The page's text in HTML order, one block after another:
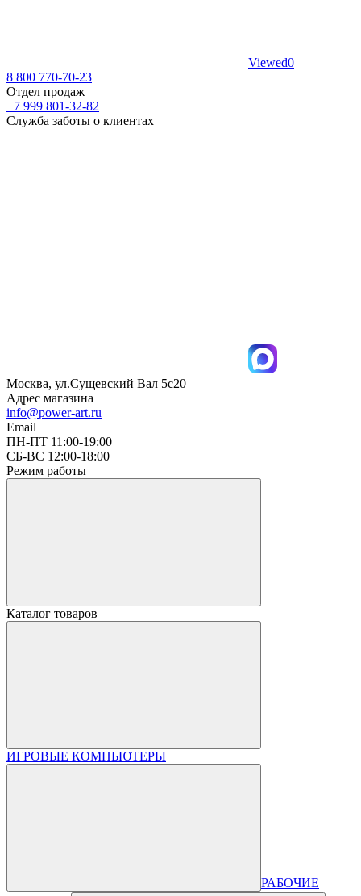
Viewed0
8 800 770-70-23
Отдел продаж
+7 999 801-32-82
Служба заботы о клиентах
Москва, ул.Сущевский Вал 5с20
Адрес магазина
info@power-art.ru
Email
ПН-ПТ 11:00-19:00
СБ-ВС 12:00-18:00
Режим работы
Каталог товаров
ИГРОВЫЕ КОМПЬЮТЕРЫ
РАБОЧИЕ